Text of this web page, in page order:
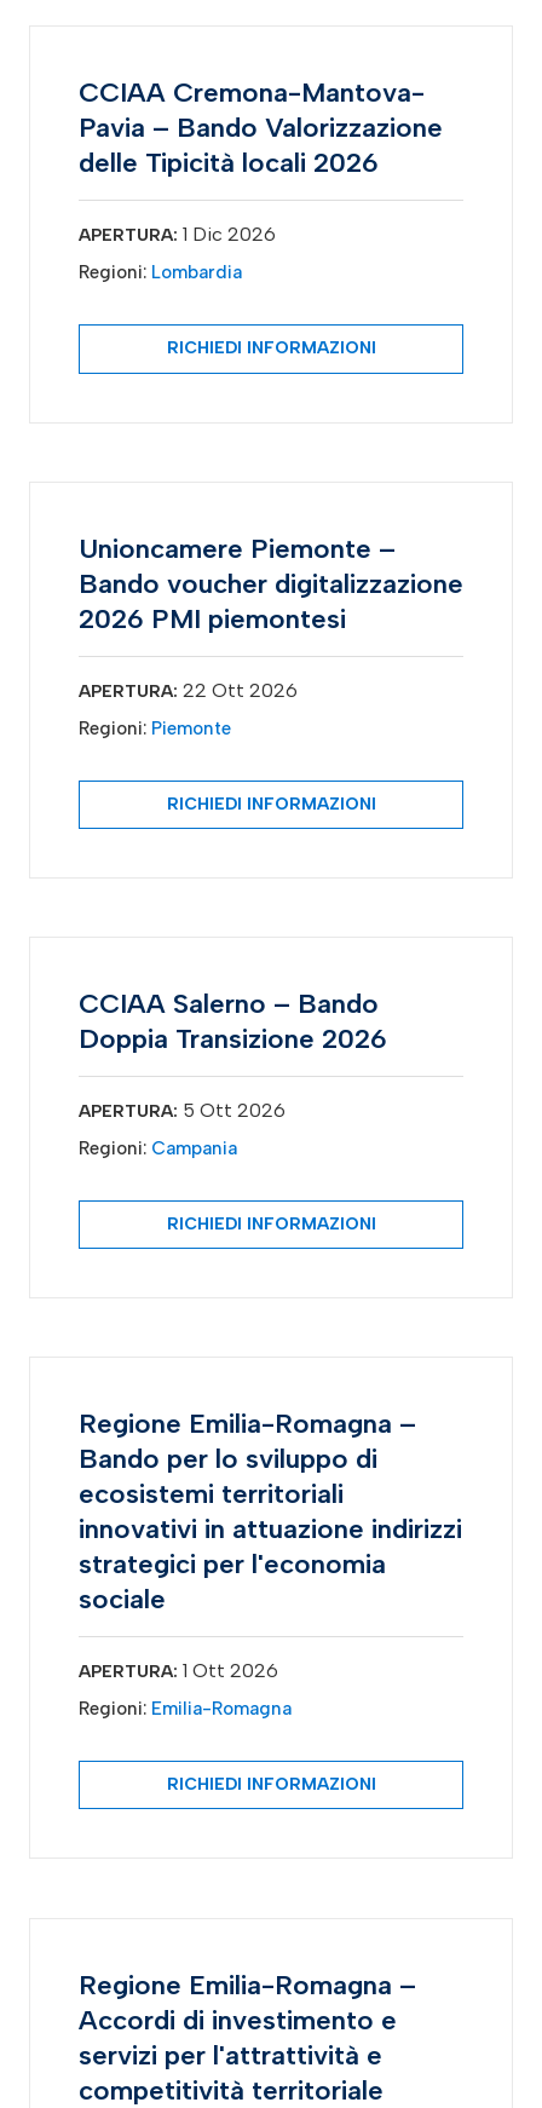
CCIAA Cremona-Mantova-
Pavia – Bando Valorizzazione
delle Tipicità locali 2026
APERTURA: 1 Dic 2026
Regioni: Lombardia
RICHIEDI INFORMAZIONI
Unioncamere Piemonte –
Bando voucher digitalizzazione
2026 PMI piemontesi
APERTURA: 22 Ott 2026
Regioni: Piemonte
RICHIEDI INFORMAZIONI
CCIAA Salerno – Bando
Doppia Transizione 2026
APERTURA: 5 Ott 2026
Regioni: Campania
RICHIEDI INFORMAZIONI
Regione Emilia-Romagna –
Bando per lo sviluppo di
ecosistemi territoriali
innovativi in attuazione indirizzi
strategici per l'economia
sociale
APERTURA: 1 Ott 2026
Regioni: Emilia-Romagna
RICHIEDI INFORMAZIONI
Regione Emilia-Romagna –
Accordi di investimento e
servizi per l'attrattività e
competitività territoriale